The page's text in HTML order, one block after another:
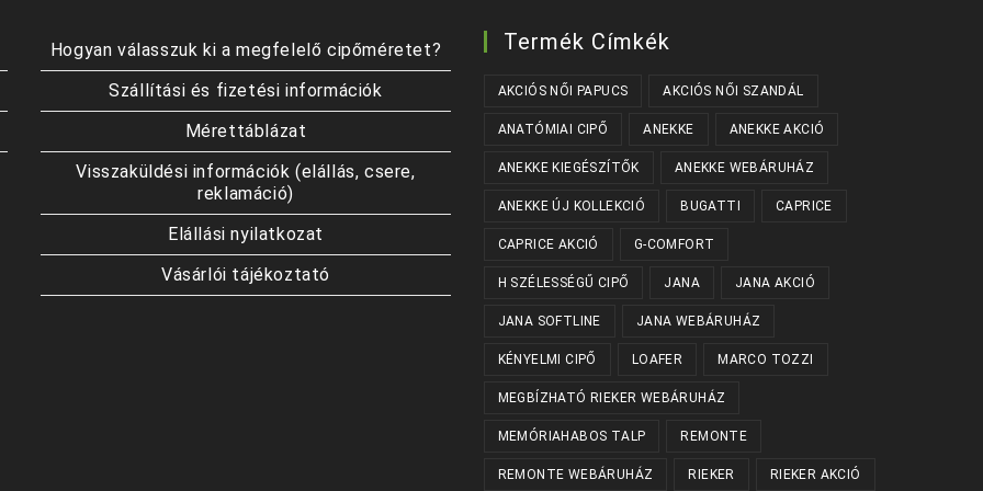
Hogyan válasszuk ki a megfelelő cipőméretet?
Szállítási és fizetési információk
Mérettáblázat
Visszaküldési információk (elállás, csere,
reklamáció)
Elállási nyilatkozat
Vásárlói tájékoztató
Termék Címkék
AKCIÓS NŐI PAPUCS AKCIÓS NŐI SZANDÁL
ANATÓMIAI CIPŐ ANEKKE ANEKKE AKCIÓ
ANEKKE KIEGÉSZÍTŐK ANEKKE WEBÁRUHÁZ
ANEKKE ÚJ KOLLEKCIÓ BUGATTI CAPRICE
CAPRICE AKCIÓ G-COMFORT
H SZÉLESSÉGŰ CIPŐ JANA JANA AKCIÓ
JANA SOFTLINE JANA WEBÁRUHÁZ
KÉNYELMI CIPŐ LOAFER MARCO TOZZI
MEGBÍZHATÓ RIEKER WEBÁRUHÁZ
MEMÓRIAHABOS TALP REMONTE
REMONTE WEBÁRUHÁZ RIEKER RIEKER AKCIÓ